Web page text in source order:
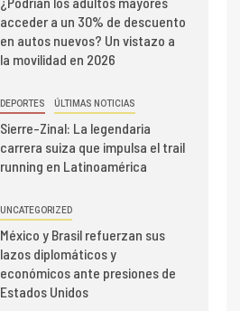
acceder a un 30% de descuento
en autos nuevos? Un vistazo a
la movilidad en 2026
DEPORTES ÚLTIMAS NOTICIAS
Sierre-Zinal: La legendaria
carrera suiza que impulsa el trail
running en Latinoamérica
UNCATEGORIZED
México y Brasil refuerzan sus
lazos diplomáticos y
económicos ante presiones de
Estados Unidos